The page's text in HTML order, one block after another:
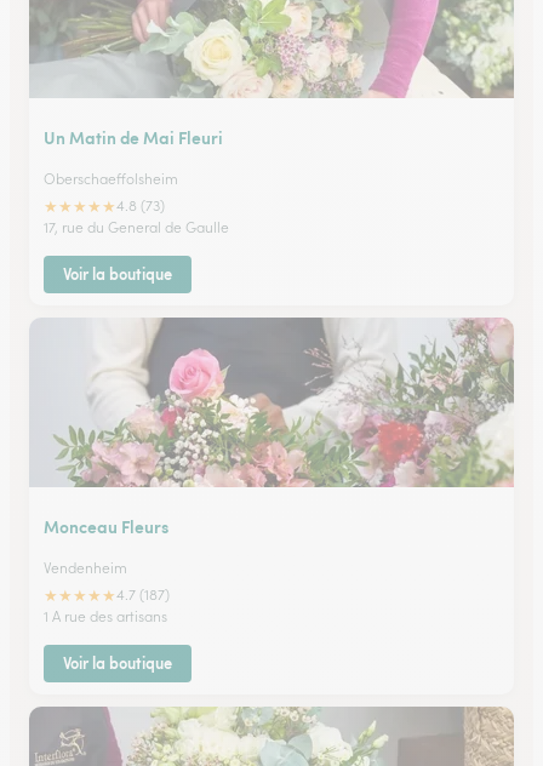
Un Matin de Mai Fleuri
Oberschaeffolsheim
★★★★★4.8 (73)
17, rue du General de Gaulle
Voir la boutique
Monceau Fleurs
Vendenheim
★★★★★4.7 (187)
1 A rue des artisans
Voir la boutique